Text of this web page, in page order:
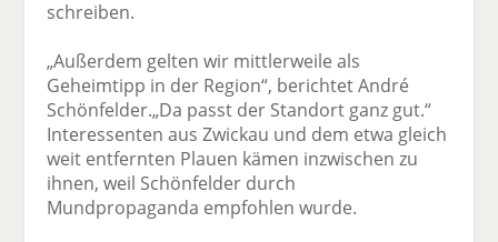
schreiben.
„Außerdem gelten wir mittlerweile als
Geheimtipp in der Region“, berichtet André
Schönfelder.„Da passt der Standort ganz gut.“
Interessenten aus Zwickau und dem etwa gleich
weit entfernten Plauen kämen inzwischen zu
ihnen, weil Schönfelder durch
Mundpropaganda empfohlen wurde.